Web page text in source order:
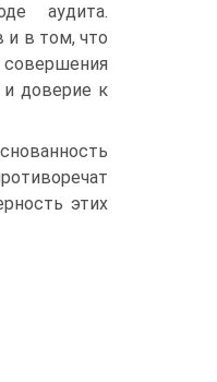
аудита.
и в том, что
и доверие к
этих